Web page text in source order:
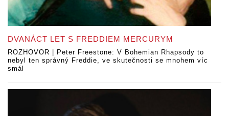
DVANÁCT LET S FREDDIEM MERCURYM
ROZHOVOR | Peter Freestone: V Bohemian Rhapsody to
nebyl ten správný Freddie, ve skutečnosti se mnohem víc
smál